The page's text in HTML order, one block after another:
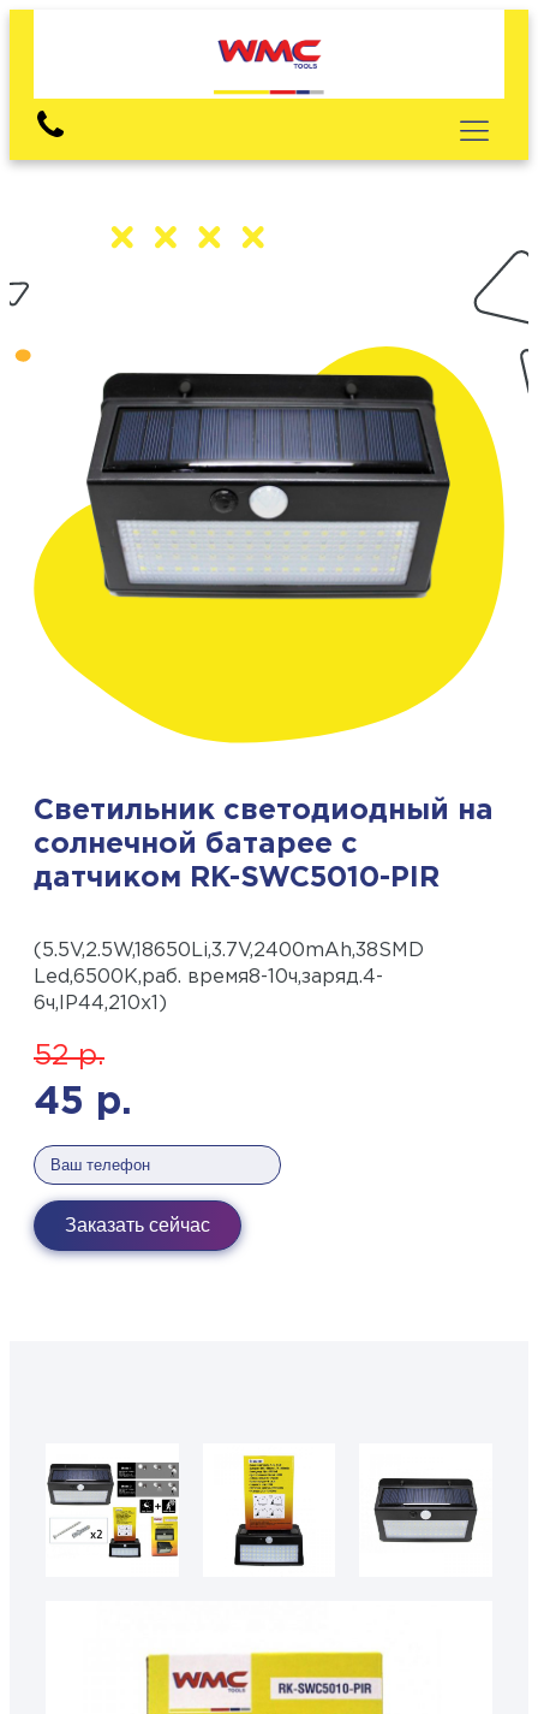
Светильник светодиодный на
солнечной батарее с
датчиком RK-SWC5010-PIR
(5.5V,2.5W,18650Li,3.7V,2400mAh,38SMD
Led,6500К,раб. время8-10ч,заряд.4-
6ч,IP44,210х1)
52р.
45 р.
Заказать сейчас